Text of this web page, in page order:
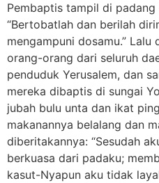
Pembaptis tampil di padang
“Bertobatlah dan berilah
mengampuni dosamu.” Lalu
orang-orang dari seluruh
penduduk Yerusalem, dan
mereka dibaptis di sungai
jubah bulu unta dan ikat
makanannya belalang dan
diberitakannya: “Sesudah
berkuasa dari padaku;
kasut-Nyapun aku tidak